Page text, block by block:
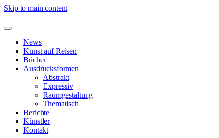
Skip to main content
News
Kunst auf Reisen
Bücher
Ausdrucksformen
Abstrakt
Expressiv
Raumgestaltung
Thematisch
Berichte
Künstler
Kontakt